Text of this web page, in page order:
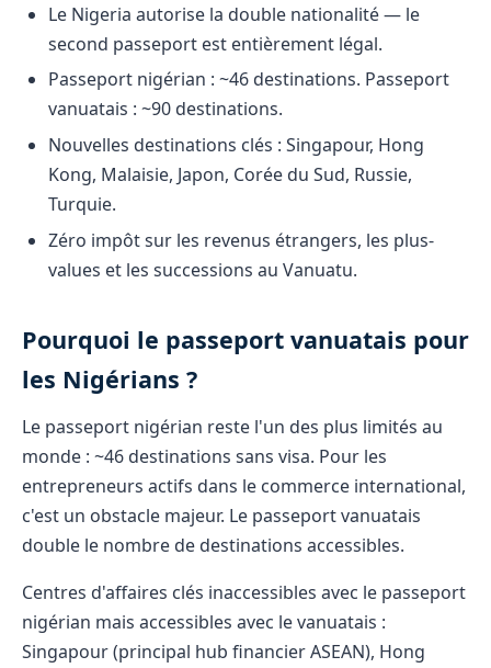
Le Nigeria autorise la double nationalité — le
second passeport est entièrement légal.
Passeport nigérian : ~46 destinations. Passeport
vanuatais : ~90 destinations.
Nouvelles destinations clés : Singapour, Hong
Kong, Malaisie, Japon, Corée du Sud, Russie,
Turquie.
Zéro impôt sur les revenus étrangers, les plus-
values et les successions au Vanuatu.
Pourquoi le passeport vanuatais pour
les Nigérians ?
Le passeport nigérian reste l'un des plus limités au
monde : ~46 destinations sans visa. Pour les
entrepreneurs actifs dans le commerce international,
c'est un obstacle majeur. Le passeport vanuatais
double le nombre de destinations accessibles.
Centres d'affaires clés inaccessibles avec le passeport
nigérian mais accessibles avec le vanuatais :
Singapour (principal hub financier ASEAN), Hong